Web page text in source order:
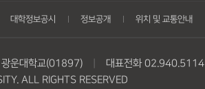
대학정보공시 정보공개 위치 및 교통안내
운대학교(01897)
대표전화 02.940.5114
ALL RIGHTS RESERVED